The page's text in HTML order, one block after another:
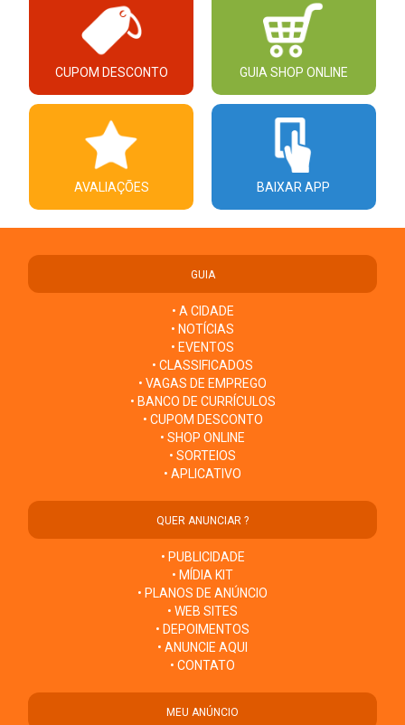
CUPOM DESCONTO GUIA SHOP ONLINE
AVALIAÇÕES BAIXAR APP
GUIA
• A CIDADE
• NOTÍCIAS
• EVENTOS
• CLASSIFICADOS
• VAGAS DE EMPREGO
• BANCO DE CURRÍCULOS
• CUPOM DESCONTO
• SHOP ONLINE
• SORTEIOS
• APLICATIVO
QUER ANUNCIAR ?
• PUBLICIDADE
• MÍDIA KIT
• PLANOS DE ANÚNCIO
• WEB SITES
• DEPOIMENTOS
• ANUNCIE AQUI
• CONTATO
MEU ANÚNCIO